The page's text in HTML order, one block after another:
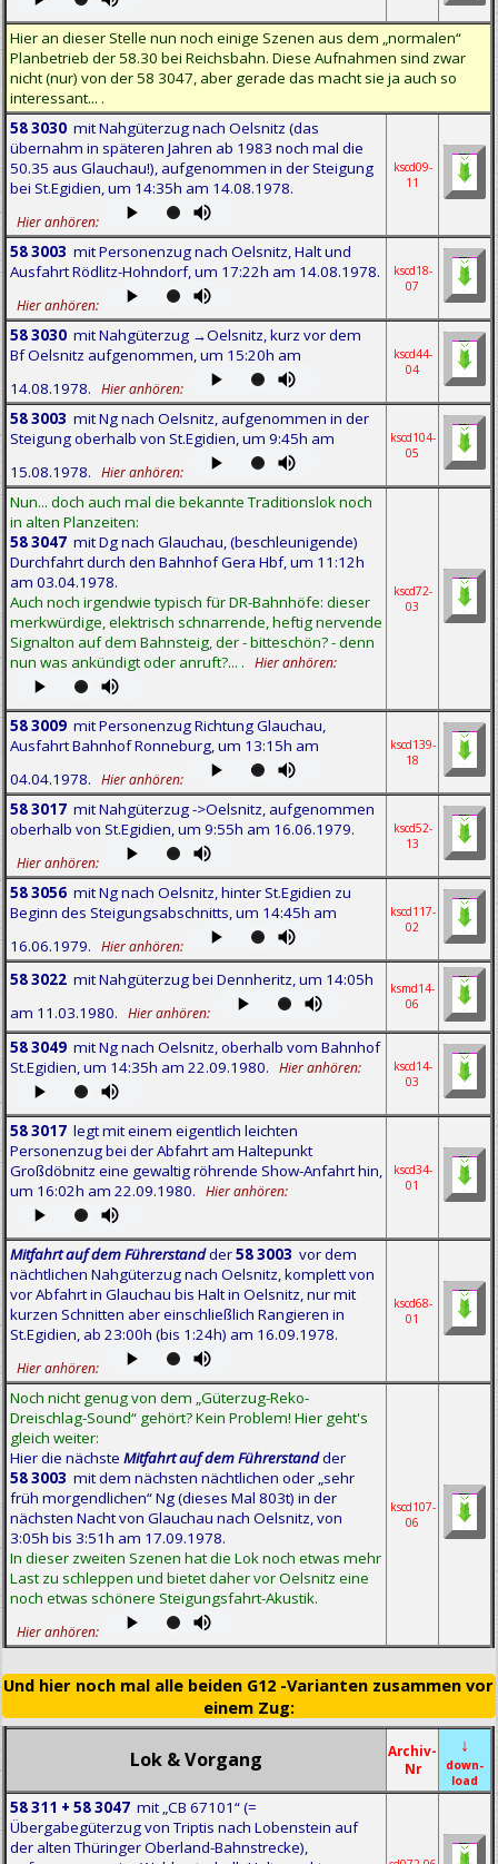
Hier an dieser Stelle nun noch einige Szenen aus dem „normalen“
Planbetrieb der 58.30 bei Reichsbahn. Diese Aufnahmen sind zwar
nicht (nur) von der 58 3047, aber gerade das macht sie ja auch so
interessant... .
58 3030 mit Nahgüterzug nach Oelsnitz (das
übernahm in späteren Jahren ab 1983 noch mal die
50.35 aus Glauchau!), aufgenommen in der Steigung
bei St.Egidien, um 14:35h am 14.08.1978.
Hier anhören:
kscd09-
11
58 3003 mit Personenzug nach Oelsnitz, Halt und
Ausfahrt Rödlitz-Hohndorf, um 17:22h am 14.08.1978.
Hier anhören:
kscd18-
07
58 3030 mit Nahgüterzug →Oelsnitz, kurz vor dem
Bf Oelsnitz aufgenommen, um 15:20h am
14.08.1978.
Hier anhören:
kscd44-
04
58 3003 mit Ng nach Oelsnitz, aufgenommen in der
Steigung oberhalb von St.Egidien, um 9:45h am
15.08.1978.
Hier anhören:
kscd104-
05
Nun... doch auch mal die bekannte Traditionslok noch
in alten Planzeiten:
58 3047 mit Dg nach Glauchau, (beschleunigende)
Durchfahrt durch den Bahnhof Gera Hbf, um 11:12h
am 03.04.1978.
Auch noch irgendwie typisch für DR-Bahnhöfe: dieser
merkwürdige, elektrisch schnarrende, heftig nervende
Signalton auf dem Bahnsteig, der - bitteschön? - denn
nun was ankündigt oder anruft?... .
Hier anhören:
kscd72-
03
58 3009 mit Personenzug Richtung Glauchau,
Ausfahrt Bahnhof Ronneburg, um 13:15h am
04.04.1978.
Hier anhören:
kscd139-
18
58 3017 mit Nahgüterzug ->Oelsnitz, aufgenommen
oberhalb von St.Egidien, um 9:55h am 16.06.1979.
Hier anhören:
kscd52-
13
58 3056 mit Ng nach Oelsnitz, hinter St.Egidien zu
Beginn des Steigungsabschnitts, um 14:45h am
16.06.1979.
Hier anhören:
kscd117-
02
58 3022 mit Nahgüterzug bei Dennheritz, um 14:05h
am 11.03.1980.
Hier anhören:
ksmd14-
06
58 3049 mit Ng nach Oelsnitz, oberhalb vom Bahnhof
St.Egidien, um 14:35h am 22.09.1980.
Hier anhören:
kscd14-
03
58 3017 legt mit einem eigentlich leichten
Personenzug bei der Abfahrt am Haltepunkt
Großdöbnitz eine gewaltig röhrende Show-Anfahrt hin,
um 16:02h am 22.09.1980.
Hier anhören:
kscd34-
01
Mitfahrt auf dem Führerstandder58 3003 vor dem
nächtlichen Nahgüterzug nach Oelsnitz, komplett von
vor Abfahrt in Glauchau bis Halt in Oelsnitz, nur mit
kurzen Schnitten aber einschließlich Rangieren in
St.Egidien, ab 23:00h (bis 1:24h) am 16.09.1978.
Hier anhören:
kscd68-
01
Noch nicht genug von dem „Güterzug-Reko-
Dreischlag-Sound“ gehört? Kein Problem! Hier geht's
gleich weiter:
Hier die nächsteMitfahrt auf dem Führerstandder
58 3003 mit dem nächsten nächtlichen oder „sehr
früh morgendlichen“ Ng (dieses Mal 803t) in der
nächsten Nacht von Glauchau nach Oelsnitz, von
3:05h bis 3:51h am 17.09.1978.
In dieser zweiten Szenen hat die Lok noch etwas mehr
Last zu schleppen und bietet daher vor Oelsnitz eine
noch etwas schönere Steigungsfahrt-Akustik.
Hier anhören:
kscd107-
06
Und hier noch mal alle beiden G12 -Varianten zusammen vor
einem Zug:
Lok & Vorgang
Archiv-
Nr
↓
down-
load
58 311 + 58 3047 mit „CB 67101“ (=
Übergabegüterzug von Triptis nach Lobenstein auf
der alten Thüringer Oberland-Bahnstrecke),